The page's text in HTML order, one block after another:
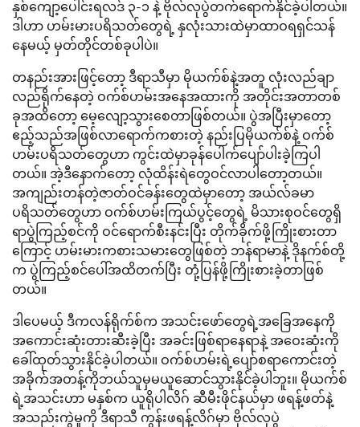
နှစ်ကျော့ပေါင်းရလဒ် ၃-၁ နဲ့ ဗိုလ်လုပွဲတက်ရောက်နိုင်ခဲ့ပါတယ်။
ဒါဟာ ဟမ်းမားပရိသတ်တွေရဲ့ နှလုံးသားထဲမှာထာဝရရှင်သန်
နေမယ့် မှတ်တိုင်တစ်ခုပါပဲ။
တနည်းအားဖြင့်တော့ ဒီရာသီမှာ မိုယက်စ်နဲ့အတူ လုံးလည်ချာ
လည်ရိုက်နေတဲ့ ဝက်စ်ဟမ်းအနေအထားကို အတိုင်းအတာတစ်
ခုအထိတော့ မေ့လျော့သွားစေတာဖြစ်တယ်။ ပွဲအပြီးမှာတော့
ဧည့်သည်အဖြစ်လာရောက်ကစားတဲ့ နည်းပြမိုယက်စ်နဲ့ ဝက်စ်
ဟမ်းပရိသတ်တွေဟာ ကွင်းထဲမှာခုန်ပေါက်ပျော်ပါးခဲ့ကြပါ
တယ်။ အဲ့ဒီနောက်တော့ လုံထိန်းရဲတွေဝင်လာပါတော့တယ်။
အကျည်းတန်တဲ့ဇာတ်ဝင်ခန်းတွေထဲမှာတော့ အယ်လ်ခမာ
ပရိသတ်တွေဟာ ဝက်စ်ဟမ်းကြယ်ပွင့်တွေရဲ့ မိသားစုဝင်တွေရှိ
ရာပွဲကြည့်စင်ကို ဝင်ရောက်စီးနင်းပြီး တိုက်ခိုက်ဖို့ကြိုးစားတာ
ကြောင့် ဟမ်းမားကစားသမားတွေဖြစ်တဲ့ ဘန်ရာမာနဲ့ ဒိုနက်စ်တို့
က ပွဲကြည့်စင်ပေါ်အထိတက်ပြီး တုံ့ပြန်ဖို့ကြိုးစားခဲ့တာဖြစ်
တယ်။
ဒါပေမယ့် ဒီကလန်ရိုက်စ်က အသင်းဖော်တွေရဲ့အခြေအနေကို
အကောင်းဆုံးတားဆီးခဲ့ပြီး အခင်းဖြစ်ရာနေရာနဲ့ အဝေးဆုံးကို
ခေါ်ထုတ်သွားနိုင်ခဲ့ပါတယ်။ ဝက်စ်ဟမ်းရဲ့ပျော်စရာကောင်းတဲ့
အခိုက်အတန့်ကိုဘယ်သူမှမယူဆောင်သွားနိုင်ခဲ့ပါဘူး။ မိုယက်စ်
ရဲ့အသင်းဟာ မနှစ်က ယူရိုပါလိဂ် ဆီမီးဖိုင်နယ်မှာ ဖရန့်ဖတ်နဲ့
အသည်းကွဲမှုကို ဒီရာသီ ကွန်းဖရန့်လိဂ်မှာ ဗိုလ်လုပွဲ